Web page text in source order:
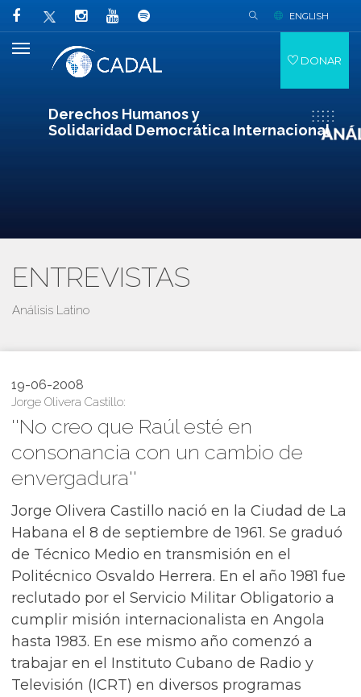
Derechos Humanos y
Solidaridad Democrática Internacional
ENGLISH
DONAR
ENTREVISTAS
Análisis Latino
19-06-2008
Jorge Olivera Castillo:
''No creo que Raúl esté en
consonancia con un cambio de
envergadura''
Jorge Olivera Castillo nació en la Ciudad de La
Habana el 8 de septiembre de 1961. Se graduó
de Técnico Medio en transmisión en el
Politécnico Osvaldo Herrera. En el año 1981 fue
reclutado por el Servicio Militar Obligatorio a
cumplir misión internacionalista en Angola
hasta 1983. En ese mismo año comenzó a
trabajar en el Instituto Cubano de Radio y
Televisión (ICRT) en diversos programas